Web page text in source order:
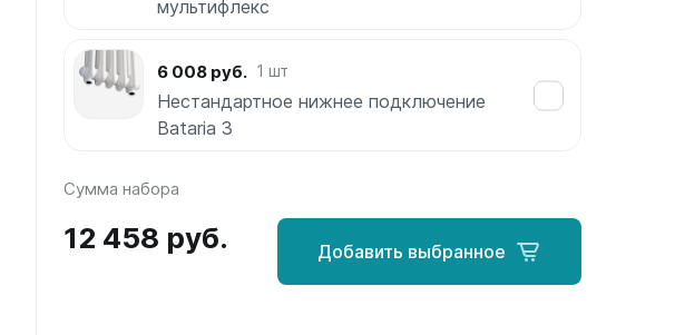
мультифлекс
6 008 руб. 1 шт
Нестандартное нижнее подключение
Bataria 3
Сумма набора
12 458 руб. Добавить выбранное